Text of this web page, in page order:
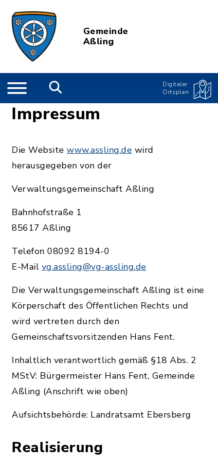
Gemeinde
Aßling
Digitaler
Ortsplan
Impressum
Die Website www.assling.de wird
herausgegeben von der
Verwaltungsgemeinschaft Aßling
Bahnhofstraße 1
85617 Aßling
Telefon 08092 8194-0
E-Mail vg.assling@vg-assling.de
Die Verwaltungsgemeinschaft Aßling ist eine
Körperschaft des Öffentlichen Rechts und
wird vertreten durch den
Gemeinschaftsvorsitzenden Hans Fent.
Inhaltlich verantwortlich gemäß §18 Abs. 2
MStV: Bürgermeister Hans Fent, Gemeinde
Aßling (Anschrift wie oben)
Aufsichtsbehörde: Landratsamt Ebersberg
Realisierung